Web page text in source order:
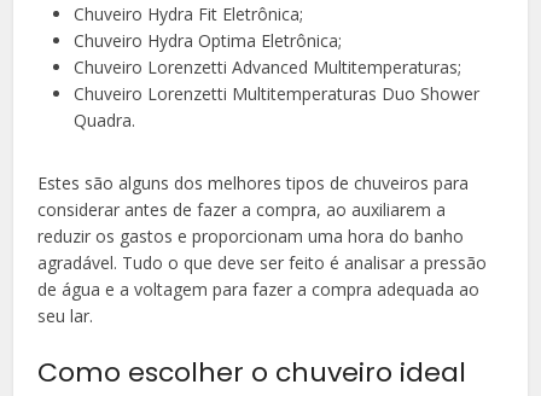
Chuveiro Hydra Fit Eletrônica;
Chuveiro Hydra Optima Eletrônica;
Chuveiro Lorenzetti Advanced Multitemperaturas;
Chuveiro Lorenzetti Multitemperaturas Duo Shower
Quadra.
Estes são alguns dos melhores tipos de chuveiros para
considerar antes de fazer a compra, ao auxiliarem a
reduzir os gastos e proporcionam uma hora do banho
agradável. Tudo o que deve ser feito é analisar a pressão
de água e a voltagem para fazer a compra adequada ao
seu lar.
Como escolher o chuveiro ideal